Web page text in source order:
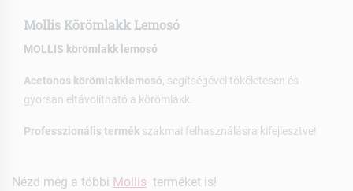
Mollis Körömlakk Lemosó
MOLLIS körömlakk lemosó
Acetonos körömlakklemosó , segítségével tökéletesen és
gyorsan eltávolítható a körömlakk.
Professzionális termék szakmai felhasználásra kifejlesztve!
Nézd meg a többi Mollis terméket is!